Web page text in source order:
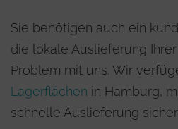
Sie benötigen auch ein
die lokale Auslieferung
Problem mit uns. Wir
Lagerflächen in Hamburg,
schnelle Auslieferung